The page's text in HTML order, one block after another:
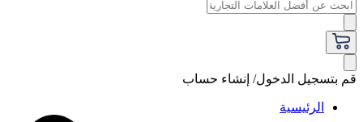
قم بتسجيل الدخول/ إنشاء حساب
الرئيسية